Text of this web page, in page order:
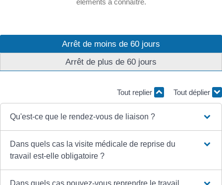
Arrêt de moins de 60 jours
Arrêt de plus de 60 jours
Tout replier Tout déplier
Qu'est-ce que le rendez-vous de liaison ?
Dans quels cas la visite médicale de reprise du
travail est-elle obligatoire ?
Dans quels cas pouvez-vous reprendre le travail